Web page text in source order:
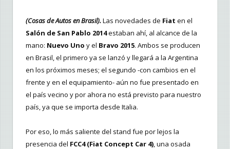
(Cosas de Autos en Brasil).Las novedades de Fiat en el
Salón de San Pablo 2014estaban ahí, al alcance de la
mano: Nuevo Uno y el Bravo 2015. Ambos se producen
en Brasil, el primero ya se lanzó y llegará a la Argentina
en los próximos meses; el segundo -con cambios en el
frente y en el equipamiento- aún no fue presentado en
el país vecino y por ahora no está previsto para nuestro
país, ya que se importa desde Italia.
Por eso, lo más saliente del stand fue por lejos la
presencia del FCC4 (Fiat Concept Car 4), una osada